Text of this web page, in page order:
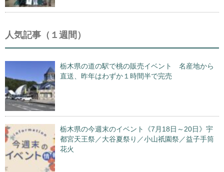
人気記事（１週間）
栃木県の道の駅で桃の販売イベント 名産地から
直送、昨年はわずか１時間半で完売
栃木県の今週末のイベント《7月18日～20日》宇
都宮天王祭／大谷夏祭り／小山祇園祭／益子手筒
花火